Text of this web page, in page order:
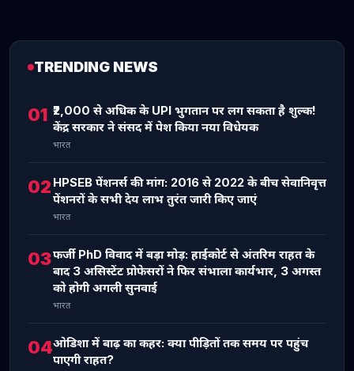
TRENDING NEWS
01 ₹2,000 से अधिक के UPI भुगतान पर लग सकता है शुल्क!
केंद्र सरकार ने संसद में पेश किया नया विधेयक
भारत
02 HPSEB पेंशनर्स की मांग: 2016 से 2022 के बीच सेवानिवृत्त
पेंशनरों के सभी देय लाभ तुरंत जारी किए जाएं
भारत
03फर्जी PhD विवाद में बड़ा मोड़: हाईकोर्ट से अंतरिम राहत के
बाद 3 असिस्टेंट प्रोफेसरों ने फिर संभाला कार्यभार, 3 अगस्त
को होगी अगली सुनवाई
भारत
04ओडिशा में बाढ़ का कहर: क्या पीड़ितों तक समय पर पहुंच
पाएगी राहत?